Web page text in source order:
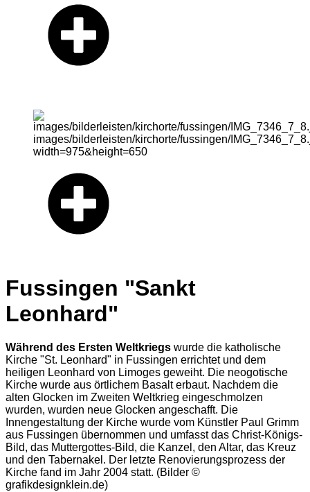
Fussingen "Sankt
Leonhard"
Während des Ersten Weltkriegs wurde die katholische
Kirche "St. Leonhard" in Fussingen errichtet und dem
heiligen Leonhard von Limoges geweiht. Die neogotische
Kirche wurde aus örtlichem Basalt erbaut. Nachdem die
alten Glocken im Zweiten Weltkrieg eingeschmolzen
wurden, wurden neue Glocken angeschafft. Die
Innengestaltung der Kirche wurde vom Künstler Paul Grimm
aus Fussingen übernommen und umfasst das Christ-Königs-
Bild, das Muttergottes-Bild, die Kanzel, den Altar, das Kreuz
und den Tabernakel. Der letzte Renovierungsprozess der
Kirche fand im Jahr 2004 statt. (Bilder ©
grafikdesignklein.de)